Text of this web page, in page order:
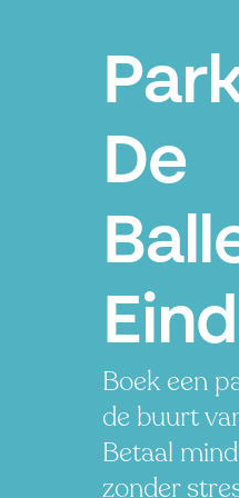
De
Boek een
de buurt
Betaal
zonder